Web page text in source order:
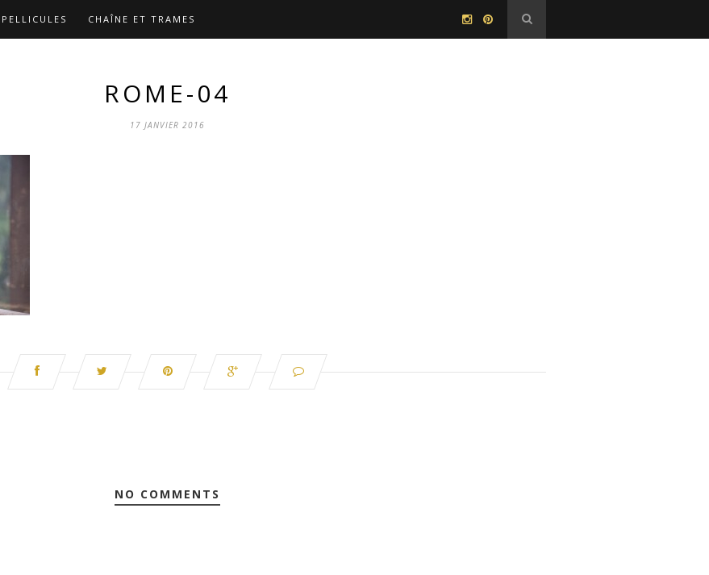
PELLICULES CHAÎNE ET TRAMES
ROME-04
17 JANVIER 2016
NO COMMENTS